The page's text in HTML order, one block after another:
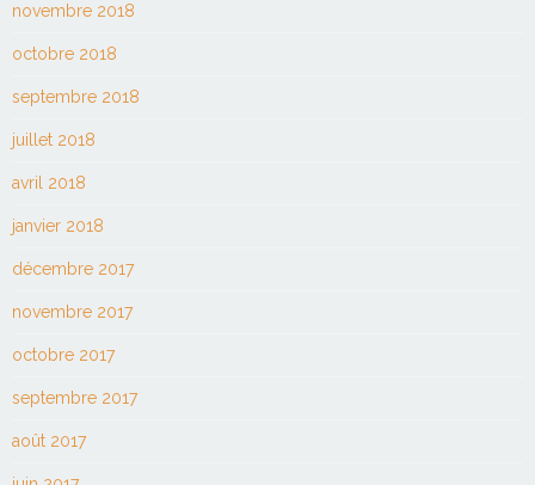
novembre 2018
octobre 2018
septembre 2018
juillet 2018
avril 2018
janvier 2018
décembre 2017
novembre 2017
octobre 2017
septembre 2017
août 2017